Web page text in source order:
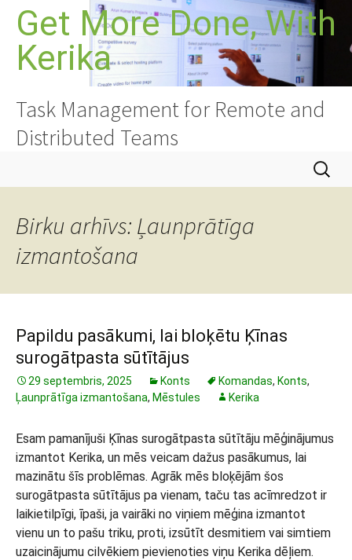
Doties
saturu
Get More Done, With
Kerika
Task Management for Remote and
Distributed Teams
Meklēt:
Birku arhīvs: Ļaunprātīga
izmantošana
Papildu pasākumi, lai bloķētu Ķīnas
surogātpasta sūtītājus
29 septembris, 2025 Konts Komandas, Konts,
Ļaunprātīga izmantošana, Mēstules Kerika
Esam pamanījuši Ķīnas surogātpasta sūtītāju mēģinājumus
izmantot Kerika, un mēs veicam dažus pasākumus, lai
mazinātu šīs problēmas. Agrāk mēs bloķējām šos
surogātpasta sūtītājus pa vienam, taču tas acīmredzot ir
laikietilpīgi, īpaši, ja vairāki no viņiem mēģina izmantot
vienu un to pašu triku, proti, izsūtīt desmitiem vai simtiem
uzaicinājumu cilvēkiem pievienoties viņu Kerika dēļiem.